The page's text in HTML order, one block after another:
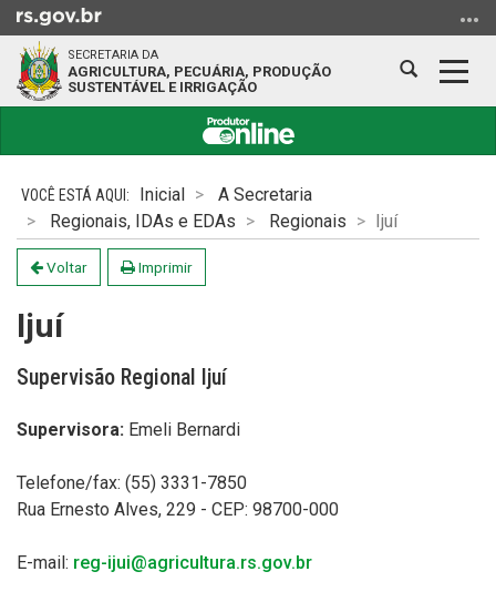
para
conteúdo
menu
para
SECRETARIA DA
AGRICULTURA, PECUÁRIA, PRODUÇÃO
SUSTENTÁVEL E IRRIGAÇÃO
Abrir
conteúdo
Inicial
A Secretaria
Regionais, IDAs e EDAs
Regionais Ijuí
Voltar Imprimir
Ijuí
Supervisão Regional Ijuí
Supervisora: Emeli Bernardi
Telefone/fax: (55) 3331-7850
Rua Ernesto Alves, 229 - CEP: 98700-000
E-mail: reg-ijui@agricultura.rs.gov.br